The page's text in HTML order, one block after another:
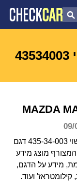
צ'ק קאר
דוח בדיקת רכב
MAZDA
בדיקת מידע על רכב פרטי לפי מספר רישוי 435-34-003 דגם
מוצג מידע
מידע על הדגם,
קילומטראז' ועוד.